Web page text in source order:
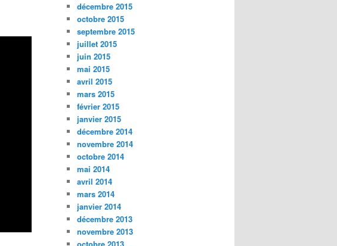
décembre 2015
octobre 2015
septembre 2015
juillet 2015
juin 2015
mai 2015
avril 2015
mars 2015
février 2015
janvier 2015
décembre 2014
novembre 2014
octobre 2014
mai 2014
avril 2014
mars 2014
janvier 2014
décembre 2013
novembre 2013